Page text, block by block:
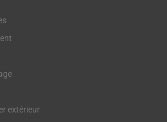
extérieur